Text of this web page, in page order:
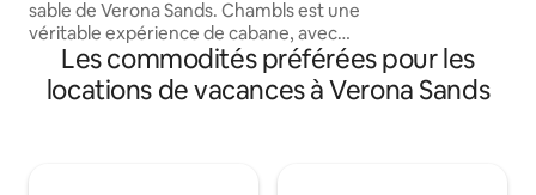
sable de Verona Sands. Chambls est une
véritable expérience de cabane, avec
une cuisine des années 1970, une
cheminée ouverte et des abat-jours.
Beaucoup de pièces branlantes et de
jusqu'à quatre
maison offre une
mer, deux
Les commodités préférées pour les
locations de vacances à Verona Sands